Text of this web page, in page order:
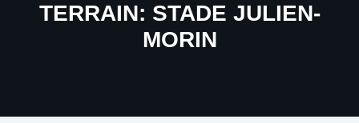
TERRAIN: STADE JULIEN-
MORIN